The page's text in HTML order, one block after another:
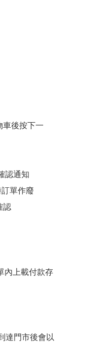
車後按下一
認通知
單作廢
認
內上載付款存
達門市後會以